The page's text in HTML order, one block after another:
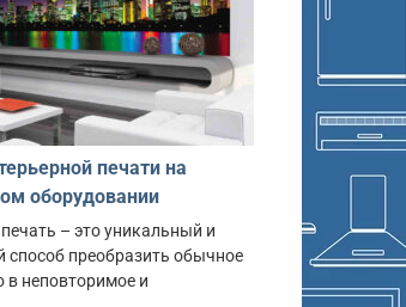
печати на
оборудовании
– это уникальный и
преобразить обычное
в неповторимое и